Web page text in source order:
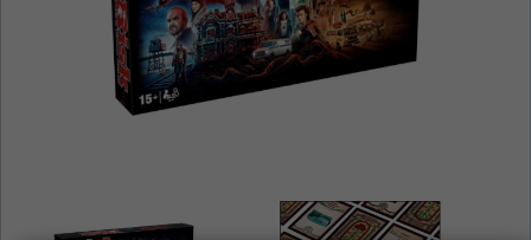
Если вы хотите переключить язык
сайта, то это можно всегда сделать в
правом верхнем углу страницы.
Dacă doriți să schimbați limba site-ului, puteți
oricând să faceți asta în colțul din dreapta sus